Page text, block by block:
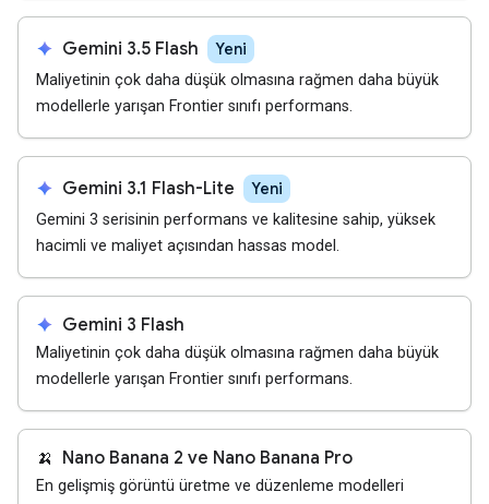
spark Gemini 3.5 Flash Yeni
Maliyetinin çok daha düşük olmasına rağmen daha büyük
modellerle yarışan Frontier sınıfı performans.
spark Gemini 3.1 Flash-Lite Yeni
Gemini 3 serisinin performans ve kalitesine sahip, yüksek
hacimli ve maliyet açısından hassas model.
spark Gemini 3 Flash
Maliyetinin çok daha düşük olmasına rağmen daha büyük
modellerle yarışan Frontier sınıfı performans.
🍌 Nano Banana 2 ve Nano Banana Pro
En gelişmiş görüntü üretme ve düzenleme modelleri